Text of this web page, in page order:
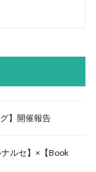
】開催報告
ルセ】×【Book